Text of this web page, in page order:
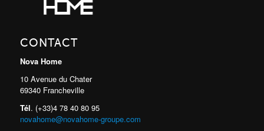
CONTACT
Nova Home
10 Avenue du Chater
69340 Francheville
Tél. (+33)4 78 40 80 95
novahome@novahome-groupe.com